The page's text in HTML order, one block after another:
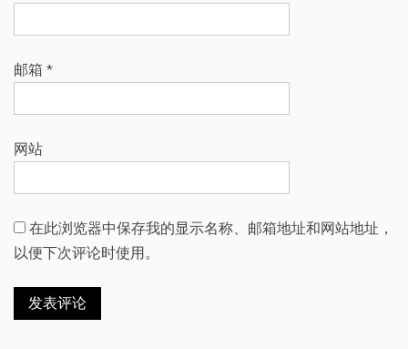
邮箱 *
网站
在此浏览器中保存我的显示名称、邮箱地址和网站地址，
以便下次评论时使用。